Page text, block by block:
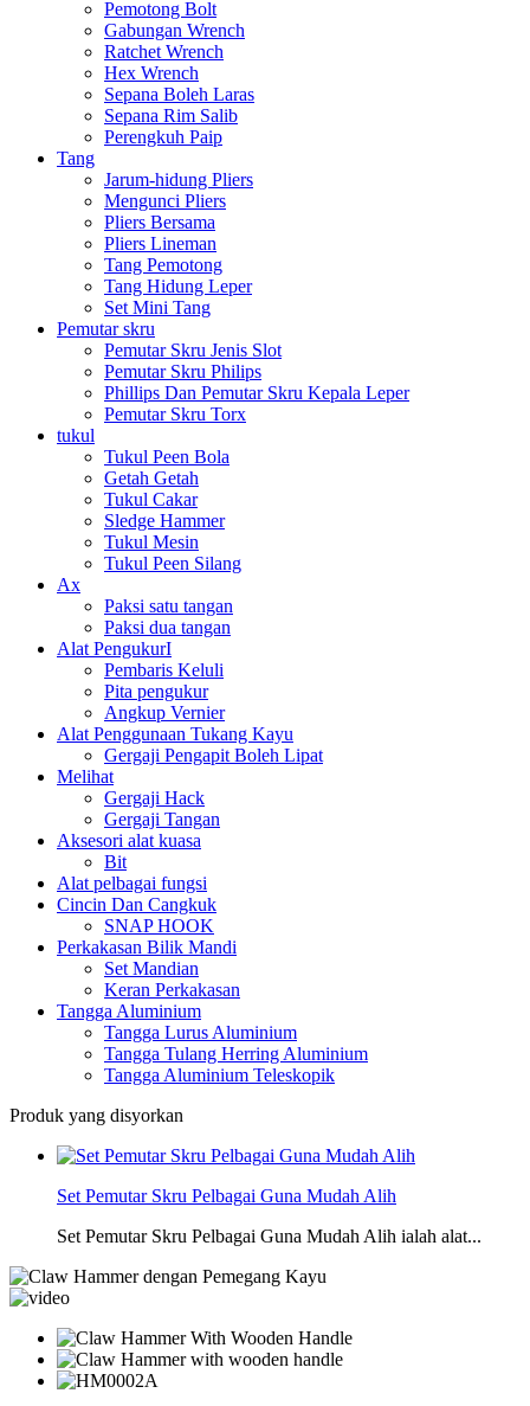
Pemotong Bolt
Gabungan Wrench
Ratchet Wrench
Hex Wrench
Sepana Boleh Laras
Sepana Rim Salib
Perengkuh Paip
Tang
Jarum-hidung Pliers
Mengunci Pliers
Pliers Bersama
Pliers Lineman
Tang Pemotong
Tang Hidung Leper
Set Mini Tang
Pemutar skru
Pemutar Skru Jenis Slot
Pemutar Skru Philips
Phillips Dan Pemutar Skru Kepala Leper
Pemutar Skru Torx
tukul
Tukul Peen Bola
Getah Getah
Tukul Cakar
Sledge Hammer
Tukul Mesin
Tukul Peen Silang
Ax
Paksi satu tangan
Paksi dua tangan
Alat PengukurI
Pembaris Keluli
Pita pengukur
Angkup Vernier
Alat Penggunaan Tukang Kayu
Gergaji Pengapit Boleh Lipat
Melihat
Gergaji Hack
Gergaji Tangan
Aksesori alat kuasa
Bit
Alat pelbagai fungsi
Cincin Dan Cangkuk
SNAP HOOK
Perkakasan Bilik Mandi
Set Mandian
Keran Perkakasan
Tangga Aluminium
Tangga Lurus Aluminium
Tangga Tulang Herring Aluminium
Tangga Aluminium Teleskopik
Produk yang disyorkan
Set Pemutar Skru Pelbagai Guna Mudah Alih
Set Pemutar Skru Pelbagai Guna Mudah Alih ialah alat...